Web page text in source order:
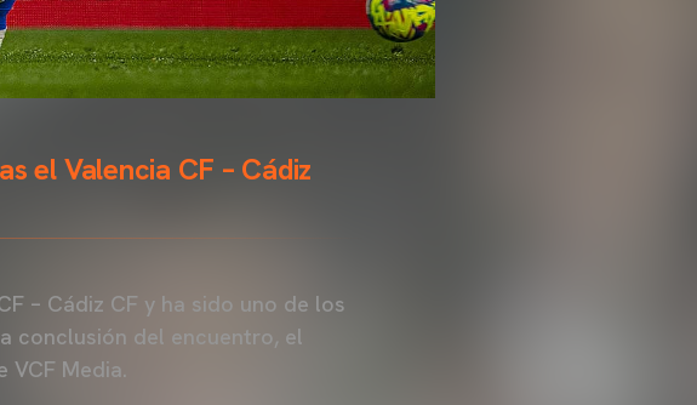
el Valencia CF – Cádiz
– Cádiz CF y ha sido uno de los
conclusión del encuentro, el
Media.